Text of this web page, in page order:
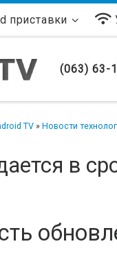
приставки
(063) 63-
TV» Новости
в